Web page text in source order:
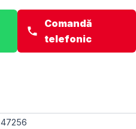
Comandă
telefonic
47256